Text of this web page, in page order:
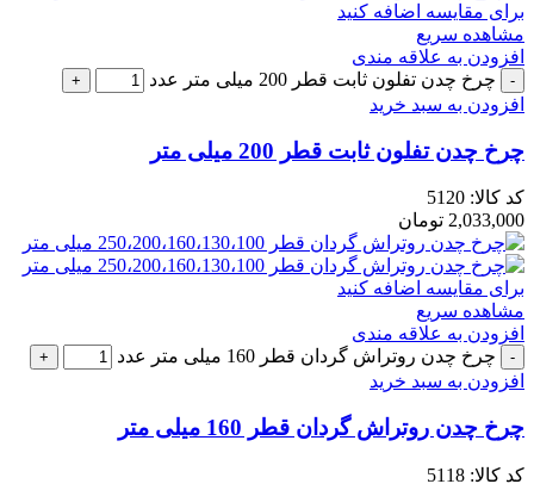
برای مقایسه اضافه کنید
مشاهده سریع
افزودن به علاقه مندی
چرخ چدن تفلون ثابت قطر 200 میلی متر عدد
افزودن به سبد خرید
چرخ چدن تفلون ثابت قطر 200 میلی متر
کد کالا: 5120
2,033,000 تومان
برای مقایسه اضافه کنید
مشاهده سریع
افزودن به علاقه مندی
چرخ چدن روتراش گردان قطر 160 میلی متر عدد
افزودن به سبد خرید
چرخ چدن روتراش گردان قطر 160 میلی متر
کد کالا: 5118